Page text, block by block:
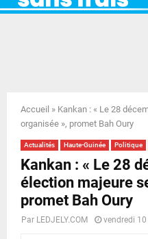
Y
N
U
Accueil » Kankan : « Le 28
organisée », promet Bah Oury
Actualités Haute-Guinée Politique
Kankan : « Le 28
élection majeure
promet Bah Oury
Par LEDJELY.COM vendredi